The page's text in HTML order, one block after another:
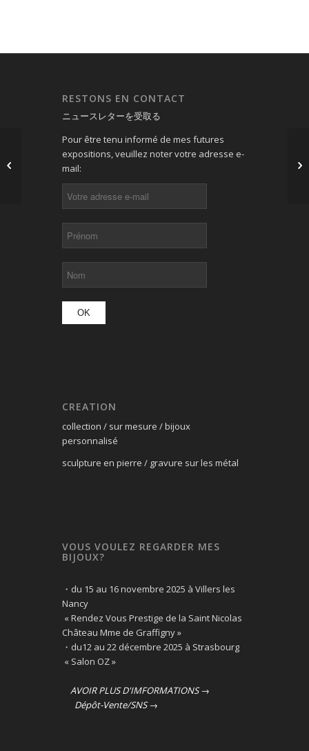
RESTONS EN CONTACT
ニュースレターを受取る
Pour être tenu informé de mes futures
expositions, veuillez noter votre adresse e-
mail:
CREATION
collection / sur mesure / bijoux
personnalisé
sculpture en pierre / gravure sur les métal
VOUS VOULEZ REGARDER MES
BIJOUX?
・du 15 au 16 novembre 2025 à Villers les
Nancy
« Rendez Vous Prestige de la Saint Nicolas
Château Mme de Graffigny »
・du12 au 22 décembre 2025 à Strasbourg
« Salon OZ »
AVOIR PLUS D'IMFORMATIONS →
Dépôt-Vente/SNS →

Exposition
Méta(l)morphoses à
